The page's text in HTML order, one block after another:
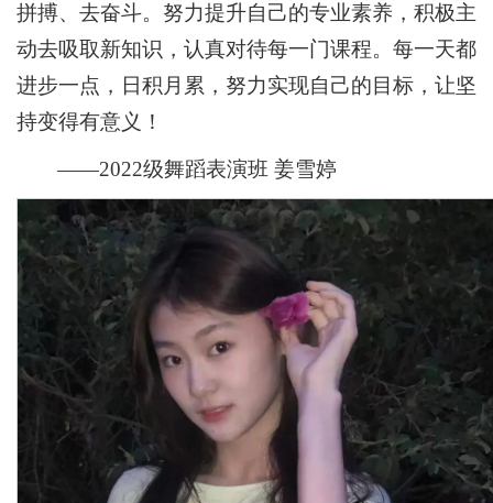
拼搏、去奋斗。努力提升自己的专业素养，积极主
动去吸取新知识，认真对待每一门课程。每一天都
进步一点，日积月累，努力实现自己的目标，让坚
持变得有意义！
——2022级舞蹈表演班 姜雪婷